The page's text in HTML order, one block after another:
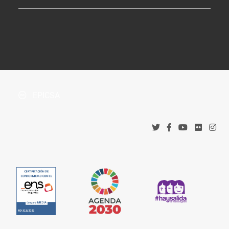
Tribunal Administrativo de Recursos Contractuales